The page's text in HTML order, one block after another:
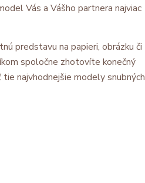
Vás a Vášho partnera najviac
predstavu na papieri, obrázku či
spoločne zhotovíte konečný
najvhodnejšie modely snubných